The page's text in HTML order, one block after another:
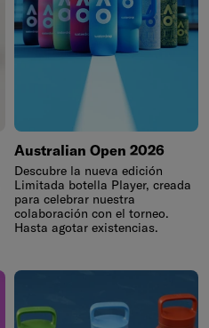
Australian Open 2026
Descubre la nueva edición
Limitada botella Player, creada
para celebrar nuestra
colaboración con el torneo.
Hasta agotar existencias.